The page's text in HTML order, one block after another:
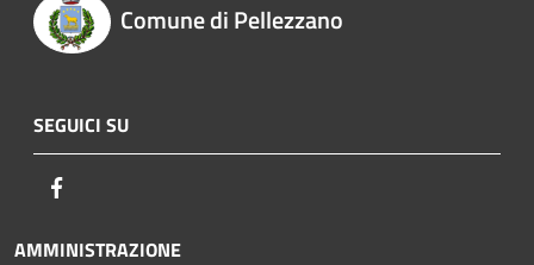
Comune di Pellezzano
SEGUICI SU
AMMINISTRAZIONE